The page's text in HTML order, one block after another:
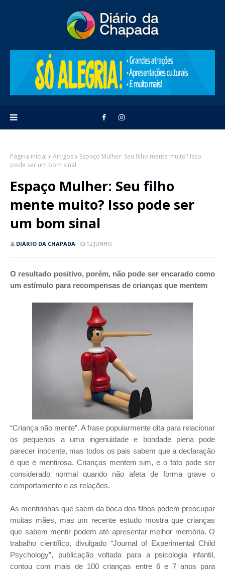
Página inicial Artigos
Espaço Mulher: Seu filho mente muito? Isso
pode ser um bom sinal
Espaço Mulher: Seu filho
mente muito? Isso pode ser
um bom sinal
DIÁRIO DA CHAPADA 12 JUNHO
O resultado positivo, porém, não pode ser encarado como
um estímulo para recompensas de crianças que mentem
“Criança não mente”. A frase popularmente dita para relacionar
os pequenos a uma ingenuidade e bondade plena pode
parecer inocente, mas todos os pais sabem que a declaração
é que é mentirosa. Crianças mentem sim, e o fato pode ser
considerado normal quando não afeta de forma grave o
comportamento e as relações.
As mentirinhas que saem da boca dos filhos podem preocupar
muitas mães, mas um recente estudo mostra que crianças
que sabem mentir podem até apresentar melhor memória. O
trabalho científico, divulgado “Journal of Experimental Child
Psychology”, publicação voltada para a psicologia infantil,
contou com mais de 100 crianças entre 6 e 7 anos para